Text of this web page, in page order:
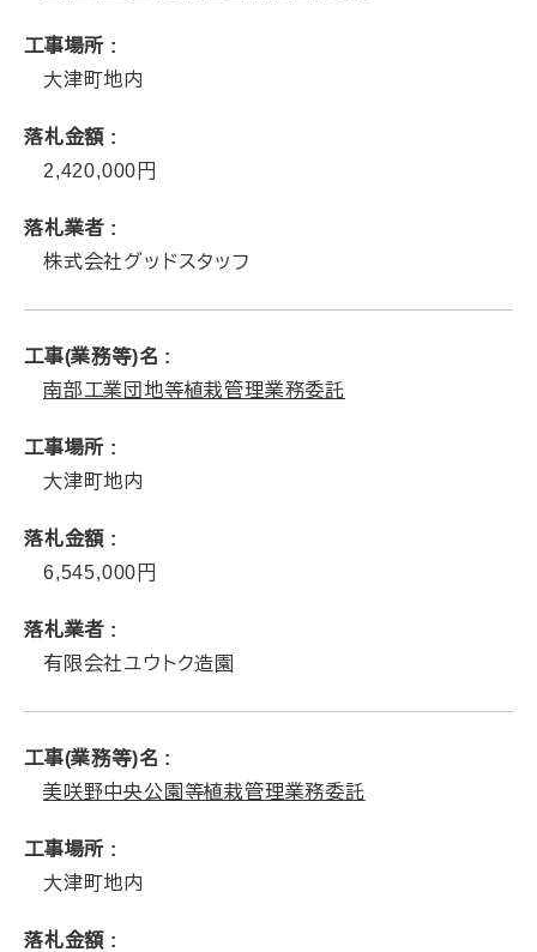
工事場所
大津町地内
落札金額
2,420,000
落札業者
株式会社グッドスタッフ
工事(業務等)名
南部工業団地等植栽管理業務委託
工事場所
大津町地内
落札金額
6,545,000
落札業者
有限会社ユウトク造園
工事(業務等)名
美咲野中央公園等植栽管理業務委託
工事場所
大津町地内
落札金額